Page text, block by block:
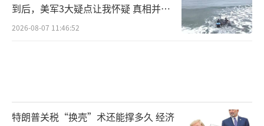
到后，美军3大疑点让我怀疑 真相并非
如此
2026-08-07 11:46:52
特朗普关税“换壳”术还能撑多久 经济